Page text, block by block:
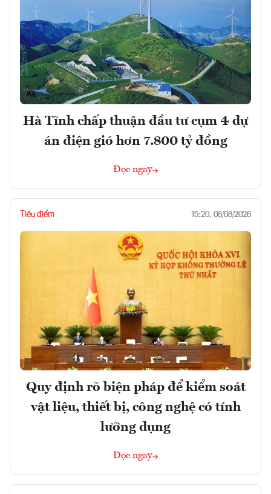
Hà Tĩnh chấp thuận đầu tư cụm 4 dự
án điện gió hơn 7.800 tỷ đồng
Đọc ngay
Tiêu điểm 15:20, 08/08/2026
Quy định rõ biện pháp để kiểm soát
vật liệu, thiết bị, công nghệ có tính
lưỡng dụng
Đọc ngay